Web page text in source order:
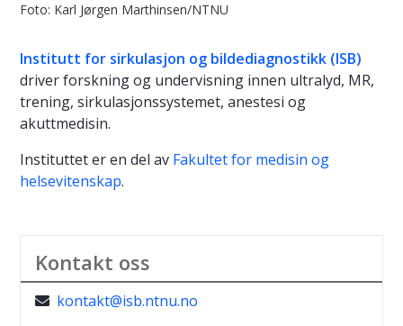
Foto: Karl Jørgen Marthinsen/NTNU
Institutt for sirkulasjon og bildediagnostikk (ISB)
driver forskning og undervisning innen ultralyd, MR,
trening, sirkulasjonssystemet, anestesi og
akuttmedisin.
Instituttet er en del av Fakultet for medisin og
helsevitenskap.
Kontakt oss
 kontakt@isb.ntnu.no